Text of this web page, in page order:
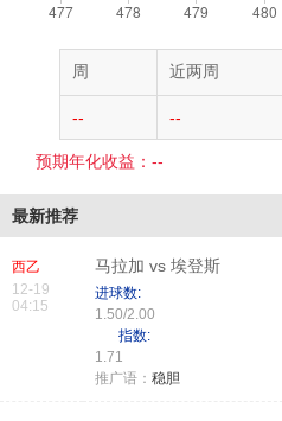
周 近两周
-- --
预期年化收益：--
最新推荐
西乙
12-19
04:15
马拉加 vs 埃登斯
进球数:
1.50/2.00
指数:
1.71
推广语： 稳胆